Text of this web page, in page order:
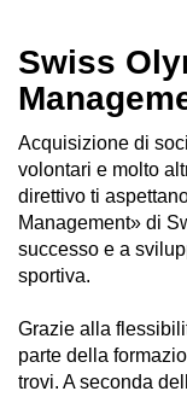
Swiss
Acquisizione di
volontari e molto
direttivo ti
Management» di
successo e a
sportiva.
Grazie alla
parte della
trovi. A seconda